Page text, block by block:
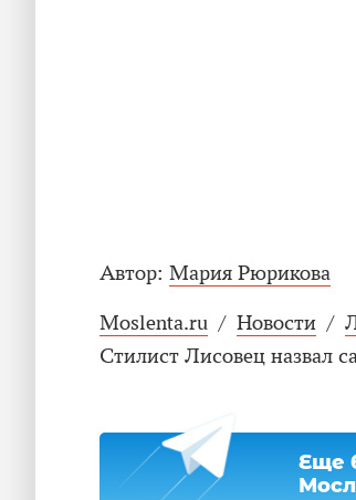
Автор: Мария Рюрикова
Moslenta.ru / Новости /
Стилист Лисовец назвал
Еще